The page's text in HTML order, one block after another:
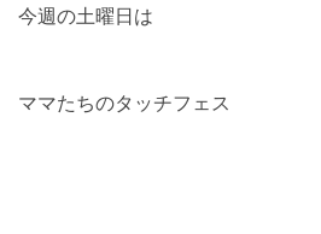
今週の土曜日は
ママたちのタッチフェス